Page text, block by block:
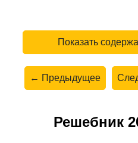
Показать
← Предыдущее
Решебник